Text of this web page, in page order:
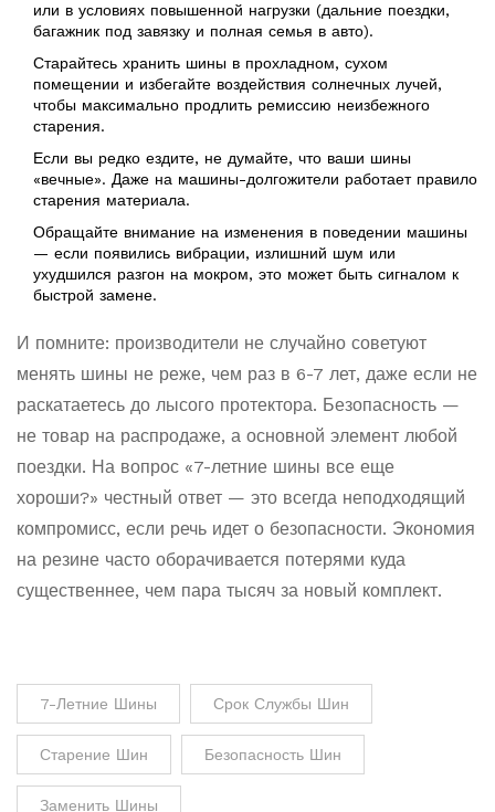
или в условиях повышенной нагрузки (дальние поездки,
багажник под завязку и полная семья в авто).
Старайтесь хранить шины в прохладном, сухом
помещении и избегайте воздействия солнечных лучей,
чтобы максимально продлить ремиссию неизбежного
старения.
Если вы редко ездите, не думайте, что ваши шины
«вечные». Даже на машины-долгожители работает правило
старения материала.
Обращайте внимание на изменения в поведении машины
— если появились вибрации, излишний шум или
ухудшился разгон на мокром, это может быть сигналом к
быстрой замене.
И помните: производители не случайно советуют
менять шины не реже, чем раз в 6-7 лет, даже если не
раскатаетесь до лысого протектора. Безопасность —
не товар на распродаже, а основной элемент любой
поездки. На вопрос «7-летние шины все еще
хороши?» честный ответ — это всегда неподходящий
компромисс, если речь идет о безопасности. Экономия
на резине часто оборачивается потерями куда
существеннее, чем пара тысяч за новый комплект.
7-Летние Шины Срок Службы Шин
Старение Шин Безопасность Шин
Заменить Шины